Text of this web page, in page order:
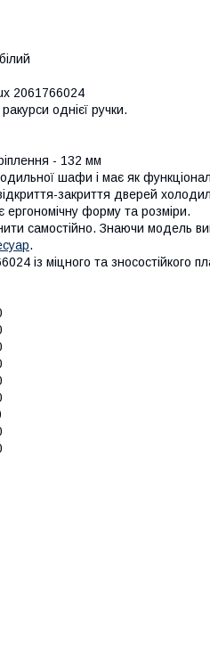
2061766024
однієї ручки.
- 132 мм
шафи і має як
закриття дверей
ергономічну форму та розміри.
самостійно. Знаючи модель
.
із міцного та зносостійкого